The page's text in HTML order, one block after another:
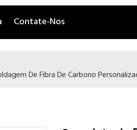
Contate-Nos
De Fibra De Carbono